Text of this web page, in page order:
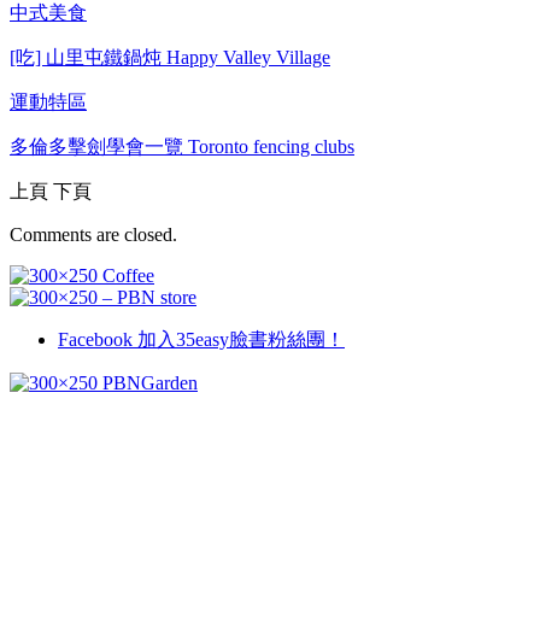
中式美食
[吃] 山里屯鐵鍋炖 Happy Valley Village
運動特區
多倫多擊劍學會一覽 Toronto fencing clubs
上頁 下頁
Comments are closed.
Facebook 加入35easy臉書粉絲團！